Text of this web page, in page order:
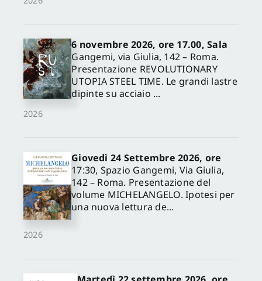
2026
6 novembre 2026, ore 17.00, Sala
Gangemi, via Giulia, 142 – Roma.
Presentazione REVOLUTIONARY
UTOPIA STEEL TIME. Le grandi lastre
dipinte su acciaio ...
2026
Giovedì 24 Settembre 2026, ore
17:30, Spazio Gangemi, Via Giulia,
142 – Roma. Presentazione del
volume MICHELANGELO. Ipotesi per
una nuova lettura de...